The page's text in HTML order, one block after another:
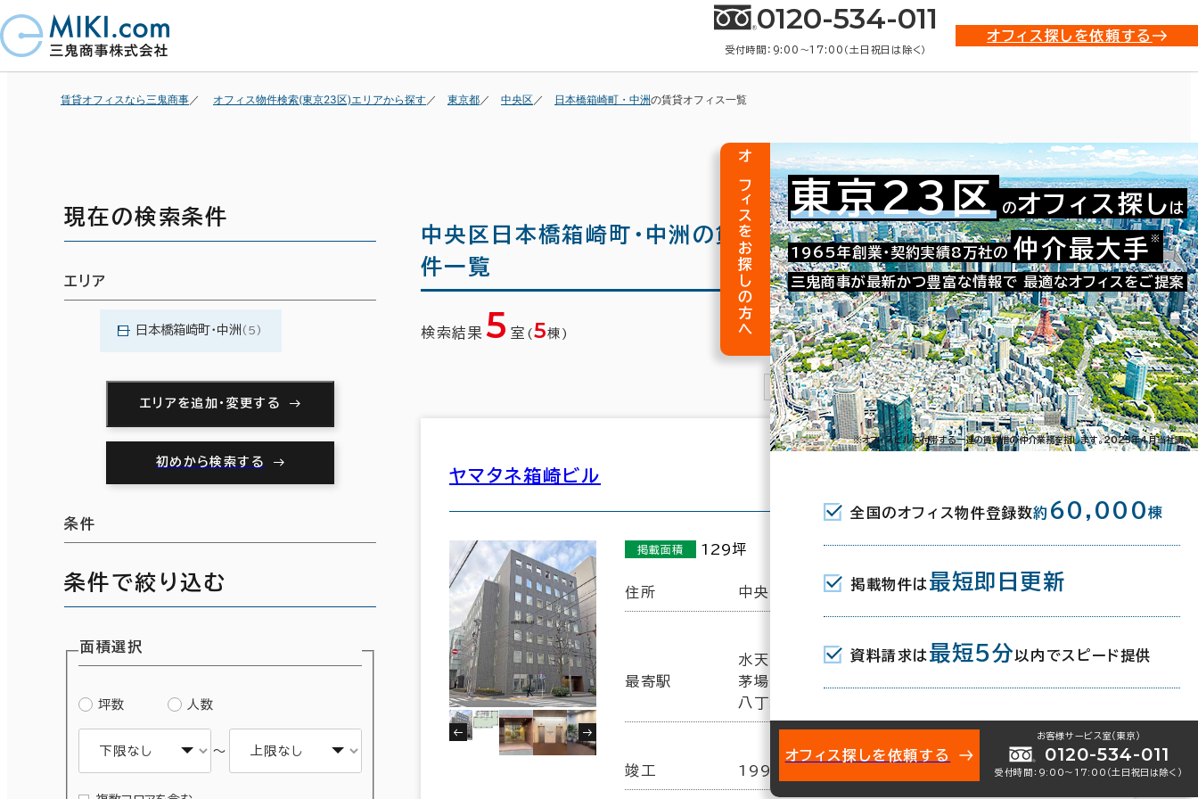
0120-534-011
受付時間：9:00〜17:00（土日祝日は除く）
オフィス探しを依頼する
賃貸オフィスなら三鬼商事 オフィス物件検索(東京23区)エリアから探す 東京都 中央区 日本橋箱崎町・中洲の賃貸オフィス一覧
中央区日本橋箱崎町・中洲の貸事務所(賃貸事務所)・賃貸オフィス物
件一覧
検索結果 5 室 (5棟) 条件で絞り込む
1
ヤマタネ箱崎ビル
掲載面積 129坪
住所 中央区日本橋箱崎町8-1 地図を表示
最寄駅
水天宮前駅(東京メトロ半蔵門線) 2番口 5分
茅場町駅(東京メトロ日比谷線･東西線) 4b口 6分
八丁堀駅(東京メトロ日比谷線) A4口 11分
竣工 1992年10月
現在の検索条件
エリア
日本橋箱崎町・中洲 (5)
エリアを追加・変更する
初めから検索する
条件
条件で絞り込む
面積選択
坪数 人数
～
オフィスをお探しの方へ 東京23区 のオフィス探し は
1965年創業・契約実績8万社の 仲介最大手 ※
三鬼商事が最新かつ豊富な情報で 最適なオフィスをご提案
※オフィスビルに付帯する一連の賃貸借の仲介業務を指します。2023年4月当社調べ
全国のオフィス物件登録数約 60,000棟
掲載物件は 最短即日更新
資料請求は 最短5分 以内でスピード提供
オフィス探しを依頼する
お客様サービス室（東京）
0120-534-011
受付時間：9:00〜17:00（土日祝日は除く）